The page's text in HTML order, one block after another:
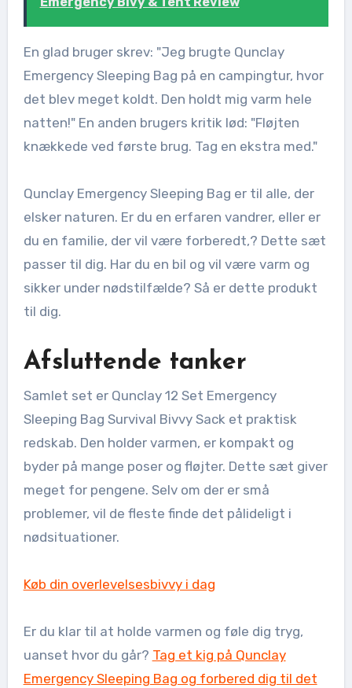
En glad bruger skrev: "Jeg brugte Qunclay
Emergency Sleeping Bag på en campingtur, hvor
det blev meget koldt. Den holdt mig varm hele
natten!" En anden brugers kritik lød: "Fløjten
knækkede ved første brug. Tag en ekstra med."
Qunclay Emergency Sleeping Bag er til alle, der
elsker naturen. Er du en erfaren vandrer, eller er
du en familie, der vil være forberedt,? Dette sæt
passer til dig. Har du en bil og vil være varm og
sikker under nødstilfælde? Så er dette produkt
til dig.
Afsluttende tanker
Samlet set er Qunclay 12 Set Emergency
Sleeping Bag Survival Bivvy Sack et praktisk
redskab. Den holder varmen, er kompakt og
byder på mange poser og fløjter. Dette sæt giver
meget for pengene. Selv om der er små
problemer, vil de fleste finde det pålideligt i
nødsituationer.
Køb din overlevelsesbivvy i dag
Er du klar til at holde varmen og føle dig tryg,
uanset hvor du går? Tag et kig på Qunclay
Emergency Sleeping Bag og forbered dig til det